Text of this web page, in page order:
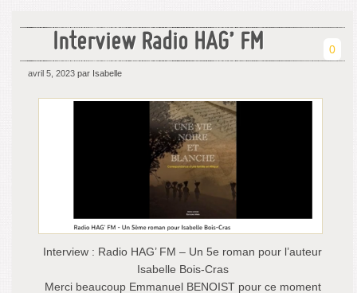
Interview Radio HAG’ FM 0
avril 5, 2023 par Isabelle
Interview : Radio HAG’ FM – Un 5e roman pour l’auteur
Isabelle Bois-Cras
Merci beaucoup Emmanuel BENOIST pour ce moment